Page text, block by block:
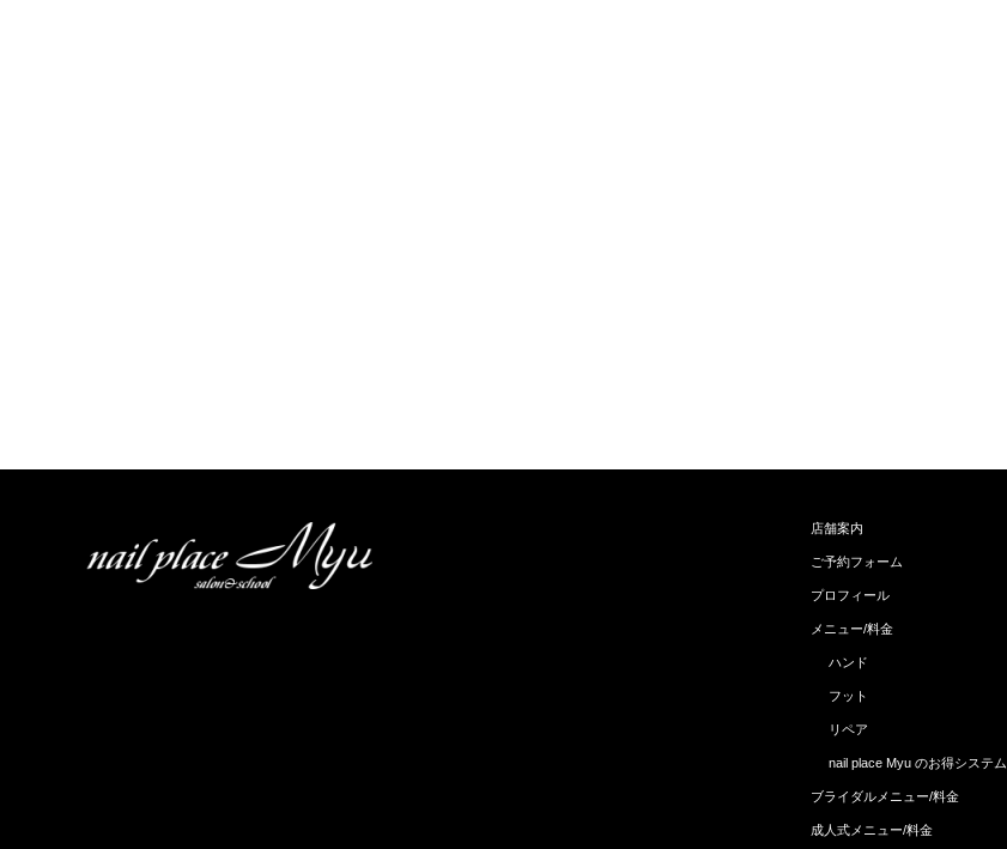
店舗案内
ご予約フォーム
プロフィール
メニュー/料金
ハンド
フット
リペア
nail place Myu のお得システム
ブライダルメニュー/料金
成人式メニュー/料金